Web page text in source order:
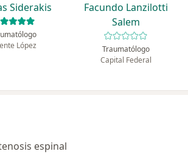
Siderakis
López
Facundo Lanzilotti
Salem
Traumatólogo
Capital Federal
espinal